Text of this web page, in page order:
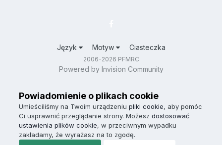
Język Motyw Ciasteczka
2006-2026 PFMRC
Powered by Invision Community
Powiadomienie o plikach cookie
Umieściliśmy na Twoim urządzeniu pliki cookie, aby pomóc
Ci usprawnić przeglądanie strony. Możesz dostosować
ustawienia plików cookie, w przeciwnym wypadku
zakładamy, że wyrażasz na to zgodę.